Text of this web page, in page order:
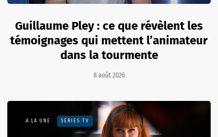
Guillaume Pley : ce que révèlent les
témoignages qui mettent l’animateur
dans la tourmente
8 août 2026
A LA UNE SÉRIES TV